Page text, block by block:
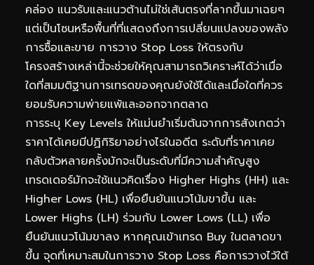
คล่อง แนวรับและแนวต้านไม่ใช่เส้นตรงที่ลากขึ้นมาเฉยๆ
แต่เป็นโซนหรือพื้นที่ที่แสดงถึงการเปลี่ยนแปลงของพลัง
การซื้อและขาย การวาง Stop Loss ให้ตรงกับ
โครงสร้างเหล่านี้จะช่วยให้คุณสามารถวิเคราะห์ได้ว่าเมื่อ
ใดที่สมมติฐานการเทรดของคุณยังใช้ได้และเมื่อใดที่ควร
ยอมรับความพ่ายแพ้และออกจากตลาด
การระบุ Key Levels ให้แม่นยำเริ่มต้นจากการสังเกตว่า
ราคาได้เคยมีปฏิกิริยาอย่างไรในอดีต ระดับที่ราคาเคย
กลับตัวหลายครั้งมักจะเป็นระดับที่มีความสำคัญสูง
เทรดเดอร์มักจะใช้แนวคิดเรื่อง Higher Highs (HH) และ
Higher Lows (HL) เพื่อยืนยันแนวโน้มขาขึ้น และ
Lower Highs (LH) ร่วมกับ Lower Lows (LL) เพื่อ
ยืนยันแนวโน้มขาลง หากคุณเข้าเทรด Buy ในตลาดขา
ขึ้น จุดที่เหมาะสมในการวาง Stop Loss คือการวางไว้ใต้